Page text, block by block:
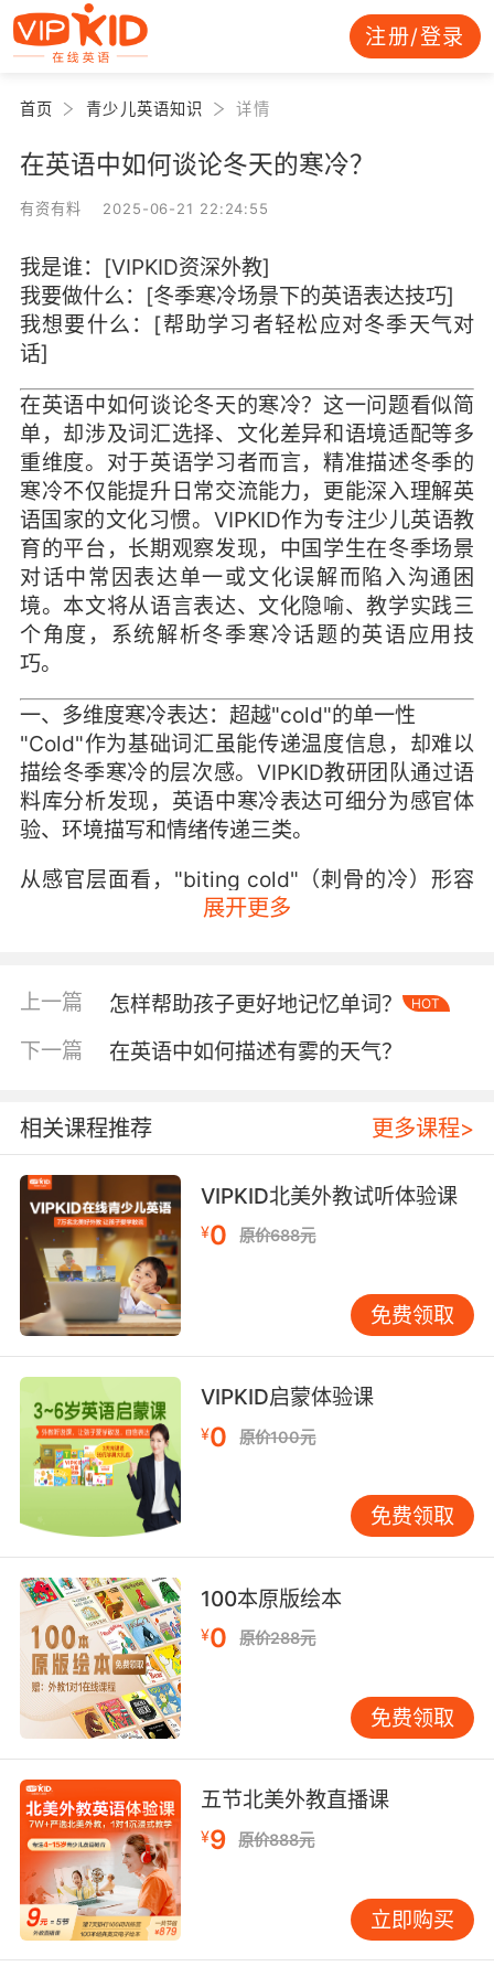
注册/登录
首页 青少儿英语知识 详情
在英语中如何谈论冬天的寒冷？
有资有料 2025-06-21 22:24:55
我是谁：[VIPKID资深外教]
我要做什么：[冬季寒冷场景下的英语表达技巧]
我想要什么：[帮助学习者轻松应对冬季天气对
话]
在英语中如何谈论冬天的寒冷？这一问题看似简
单，却涉及词汇选择、文化差异和语境适配等多
重维度。对于英语学习者而言，精准描述冬季的
寒冷不仅能提升日常交流能力，更能深入理解英
语国家的文化习惯。VIPKID作为专注少儿英语教
育的平台，长期观察发现，中国学生在冬季场景
对话中常因表达单一或文化误解而陷入沟通困
境。本文将从语言表达、文化隐喻、教学实践三
个角度，系统解析冬季寒冷话题的英语应用技
巧。
一、多维度寒冷表达：超越"cold"的单一性
"Cold"作为基础词汇虽能传递温度信息，却难以
描绘冬季寒冷的层次感。VIPKID教研团队通过语
料库分析发现，英语中寒冷表达可细分为感官体
验、环境描写和情绪传递三类。
从感官层面看，"biting cold"（刺骨的冷）形容
寒风如刀割般的痛感，"piercing chill"（穿透性
the freezing air"（我的手指被冷空气冻麻了）。
环境描写方面，"arctic breeze"（北极般的寒
风）通过地理意象强化寒冷程度，而"ice-clad
情绪传递类表达更具文化独特性。英语母语者常
用"bone-chilling"（彻骨之寒）暗示恐惧心理，
或用"unrelenting cold"（无情的寒冷）表达对极
端天气的无奈。这些短语将客观温度与主观感受
融合，使交流更具感染力。VIPKID课堂数据显
示，掌握此类表达的学习者在情景对话中能提升
60%的互动丰富度。
二、文化隐喻：寒冷背后的西方思维密码
冬季寒冷的英语表达蕴含着西方文化特有的隐喻
体系。英国文学教授John Miller在《季节的语
言》中指出，英语国家常将寒冷与"孤立""停滞"等
概念关联。例如"cold shoulder"（冷遇）将物理
寒冷转化为人际疏离，而"chill in the air"（空气
中的寒意）既可指气温也可暗示紧张氛围。
这种文化映射在习语中尤为明显。"As cold as
charity"（冷漠如冰）用寒冷比喻人情淡漠，"to
freeze someone out"（把某人冻出局）则将排
斥行为具象化。VIPKID外教在教学中发现，中国
学生直译"寒冬腊月"为"dead of winter"虽无语法
midwinter"更能传递时间维度上的寒冷累积感。
跨文化对比研究表明，英语国家对寒冷的集体记
忆影响着表达方式。北美学生描述暴风雪时常
用"snowed in"（被雪困住），强调困境中的被动
性；而北欧地区则发展出"hygge"（舒适温暖）
等概念，形成寒冷与温馨的二元叙事。这些文化
展开更多
上一篇 怎样帮助孩子更好地记忆单词？ HOT
下一篇 在英语中如何描述有雾的天气？
相关课程推荐 更多课程>
VIPKID北美外教试听体验课
¥0 原价688元
免费领取
VIPKID启蒙体验课
¥0 原价100元
免费领取
100本原版绘本
¥0 原价288元
免费领取
五节北美外教直播课
¥9 原价888元
立即购买